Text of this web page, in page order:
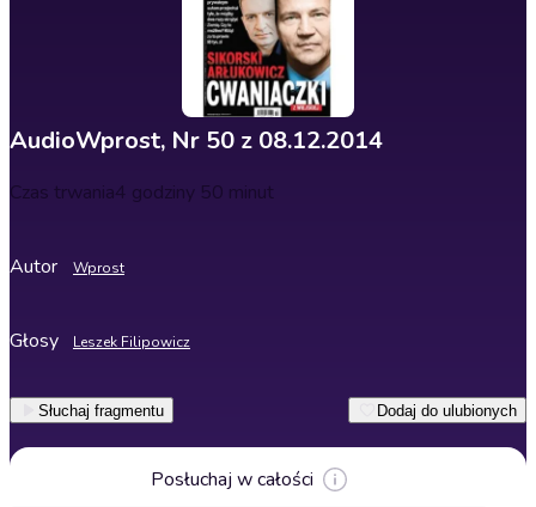
AudioWprost, Nr 50 z 08.12.2014
Czas trwania4 godziny 50 minut
Autor Wprost
Głosy Leszek Filipowicz
Słuchaj fragmentu Dodaj do ulubionych
Posłuchaj w całości